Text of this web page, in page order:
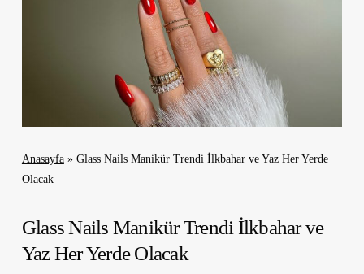
Anasayfa» Glass Nails Manikür Trendi İlkbahar ve Yaz Her Yerde
Olacak
Glass Nails Manikür Trendi İlkbahar ve
Yaz Her Yerde Olacak